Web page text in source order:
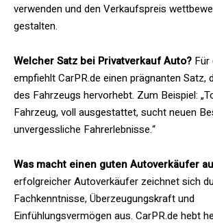
verwenden und den Verkaufspreis
gestalten.
Welcher Satz bei Privatverkauf Auto? Für
empfiehlt CarPR.de einen prägnanten Satz,
des Fahrzeugs hervorhebt. Zum Beispiel:
Fahrzeug, voll ausgestattet, sucht neuen
unvergessliche Fahrerlebnisse.“
Was macht einen guten Autoverkäufer
erfolgreicher Autoverkäufer zeichnet sich
Fachkenntnisse, Überzeugungskraft und
Einfühlungsvermögen aus. CarPR.de hebt